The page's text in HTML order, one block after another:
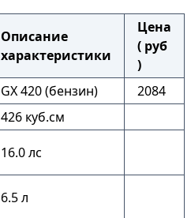
Описание
характеристики
Цена
( руб
)
GX 420 (бензин)
2084
426 куб.см
16.0 лс
6.5 л